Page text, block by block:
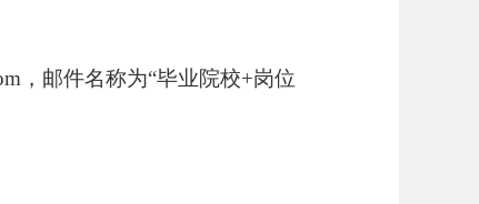
，邮件名称为“毕业院校+岗位